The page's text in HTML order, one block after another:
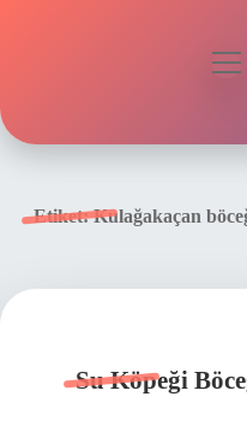
Etiket:Kulağakaçan
Su Köpeği